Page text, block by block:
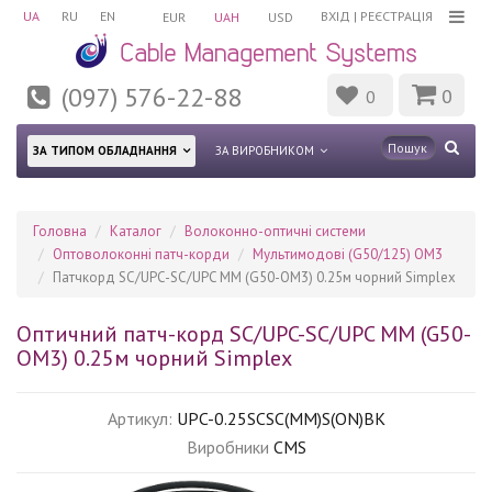
UA RU EN ВХІД | РЕЄСТРАЦІЯ
EUR UAH USD
(097) 576-22-88 0 0
ЗА ТИПОМ ОБЛАДНАННЯ ЗА ВИРОБНИКОМ
Головна Каталог
Волоконно-оптичні системи
Оптоволоконні патч-корди
Мультимодові (G50/125) OM3
Патчкорд SC/UPC-SC/UPC MM (G50-OM3) 0.25м чорний Simplex
Оптичний патч-корд SC/UPC-SC/UPC MM (G50-
OM3) 0.25м чорний Simplex
Артикул: UPC-0.25SCSC(MM)S(ON)BK
Виробники CMS